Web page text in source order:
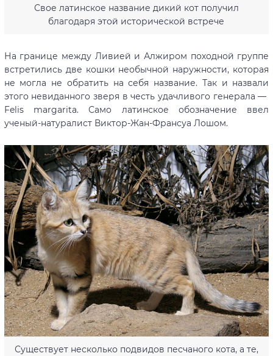
Свое латинское название дикий кот получил
благодаря этой исторической встрече
На границе между Ливией и Алжиром походной группе
встретились две кошки необычной наружности, которая
не могла не обратить на себя название. Так и назвали
этого невиданного зверя в честь удачливого генерала —
Felis margarita. Само латинское обозначение ввел
ученый-натуралист Виктор-Жан-Франсуа Лошом.
Существует несколько подвидов песчаного кота, а те,